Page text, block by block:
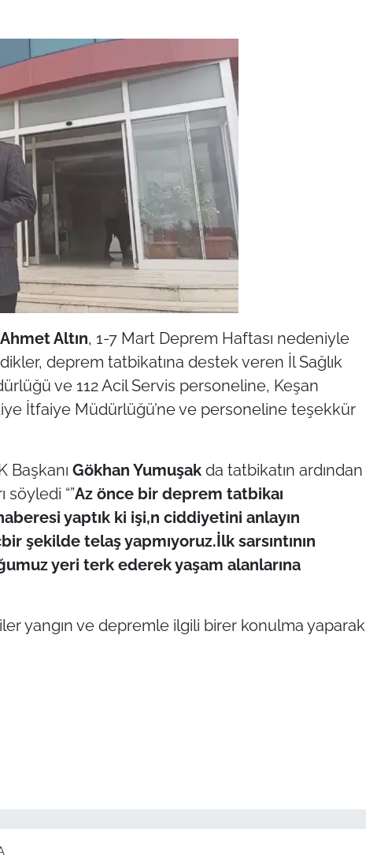
Ahmet Altın, 1-7 Mart Deprem Haftası nedeniyle
deprem tatbikatına destek veren İl Sağlık
ve 112 Acil Servis personeline, Keşan
İtfaiye Müdürlüğü’ne ve personeline teşekkür
Başkanı Gökhan Yumuşakda tatbikatın ardından
söyledi “”Az önce bir deprem tatbikaı
yaptık ki işi,n ciddiyetini anlayın
şekilde telaş yapmıyoruz.İlk sarsıntının
yeri terk ederek yaşam alanlarına
yangın ve depremle ilgili birer konulma yaparak